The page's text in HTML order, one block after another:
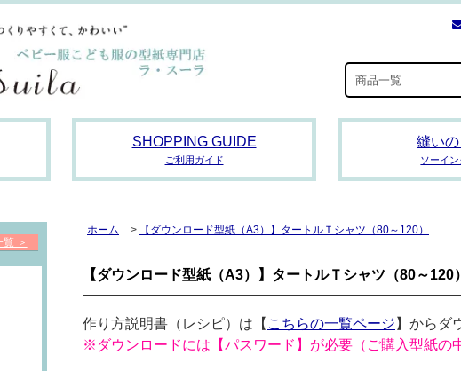
SHOPPING GUIDE
ご利用ガイド
縫い
ソーイ
ホーム > 【ダウンロード型紙（A3）】タートルＴシャツ（80～120）
【ダウンロード型紙（A3）】タートルＴシャツ（80～120）
作り方説明書（レシピ）は【 こちらの一覧ページ 】からダ
※ダウンロードには【パスワード】が必要（ご購入型紙の
覧 ＞